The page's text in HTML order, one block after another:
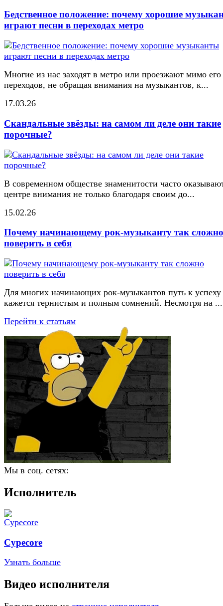
Бедственное положение: почему хорошие
играют песни в переходах метро
Многие из нас заходят в метро или проезжают мимо его
переходов, не обращая внимания на музыкантов, к...
17.03.26
Скандальные звёзды: на самом ли деле они такие
порочные?
В современном обществе знаменитости часто
центре внимания не только благодаря своим до...
15.02.26
Почему начинающему рок-музыканту так сложно
поверить в себя
Для многих начинающих рок-музыкантов путь к успеху
кажется тернистым и полным сомнений. Несмотря на ...
Перейти к статьям
Мы в соц. сетях:
Исполнитель
Cypecore
Узнать больше
Видео исполнителя